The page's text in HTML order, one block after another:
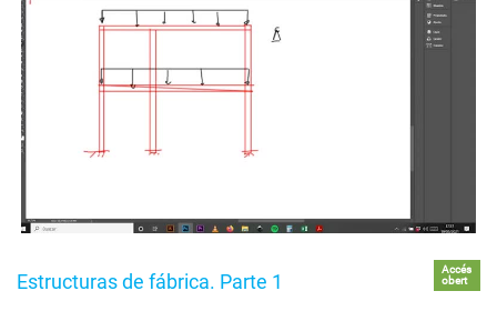
Estructuras de fábrica. Parte 1
Accés
obert